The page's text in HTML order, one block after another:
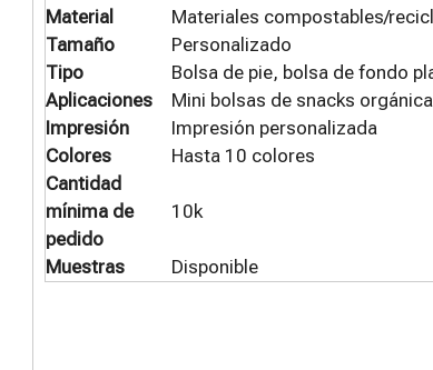
Material
Materiales compostables/
Tamaño
Personalizado
Tipo
Bolsa de pie, bolsa de fondo
Aplicaciones
Mini bolsas de snacks
Impresión
Impresión personalizada
Colores
Hasta 10 colores
Cantidad
mínima de
pedido
10k
Muestras Disponible